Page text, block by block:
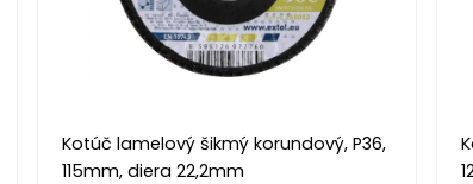
Kotúč lamelový šikmý korundový, P36,
115mm, diera 22,2mm